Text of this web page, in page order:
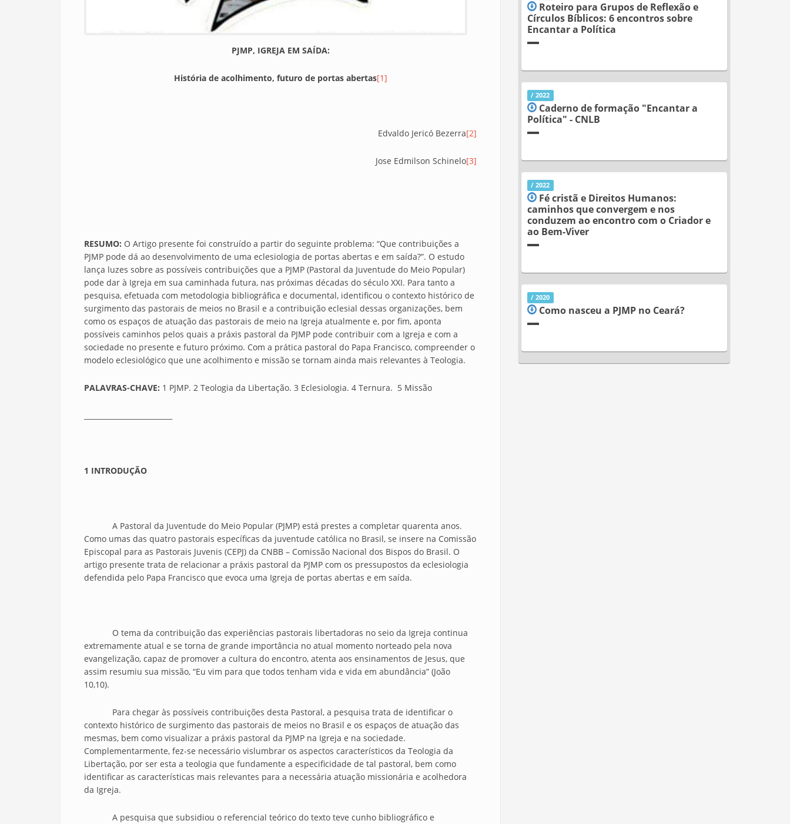
PJMP, IGREJA EM SAÍDA:
História de acolhimento, futuro de portas abertas[1]
Edvaldo Jericó Bezerra[2]
Jose Edmilson Schinelo[3]
RESUMO: O Artigo presente foi construído a partir do seguinte problema: “Que contribuições a
PJMP pode dá ao desenvolvimento de uma eclesiologia de portas abertas e em saída?”. O estudo
lança luzes sobre as possíveis contribuições que a PJMP (Pastoral da Juventude do Meio Popular)
pode dar à Igreja em sua caminhada futura, nas próximas décadas do século XXI. Para tanto a
pesquisa, efetuada com metodologia bibliográfica e documental, identificou o contexto histórico de
surgimento das pastorais de meios no Brasil e a contribuição eclesial dessas organizações, bem
como os espaços de atuação das pastorais de meio na Igreja atualmente e, por fim, aponta
possíveis caminhos pelos quais a práxis pastoral da PJMP pode contribuir com a Igreja e com a
sociedade no presente e futuro próximo. Com a prática pastoral do Papa Francisco, compreender o
modelo eclesiológico que une acolhimento e missão se tornam ainda mais relevantes à Teologia.
PALAVRAS-CHAVE: 1 PJMP. 2 Teologia da Libertação. 3 Eclesiologia. 4 Ternura. 5 Missão
1 INTRODUÇÃO
A Pastoral da Juventude do Meio Popular (PJMP) está prestes a completar quarenta anos.
Como umas das quatro pastorais específicas da juventude católica no Brasil, se insere na Comissão
Episcopal para as Pastorais Juvenis (CEPJ) da CNBB – Comissão Nacional dos Bispos do Brasil. O
artigo presente trata de relacionar a práxis pastoral da PJMP com os pressupostos da eclesiologia
defendida pelo Papa Francisco que evoca uma Igreja de portas abertas e em saída.
O tema da contribuição das experiências pastorais libertadoras no seio da Igreja continua
extremamente atual e se torna de grande importância no atual momento norteado pela nova
evangelização, capaz de promover a cultura do encontro, atenta aos ensinamentos de Jesus, que
assim resumiu sua missão, “Eu vim para que todos tenham vida e vida em abundância” (João
10,10).
Para chegar às possíveis contribuições desta Pastoral, a pesquisa trata de identificar o
contexto histórico de surgimento das pastorais de meios no Brasil e os espaços de atuação das
mesmas, bem como visualizar a práxis pastoral da PJMP na Igreja e na sociedade.
Complementarmente, fez-se necessário vislumbrar os aspectos característicos da Teologia da
Libertação, por ser esta a teologia que fundamente a especificidade de tal pastoral, bem como
identificar as características mais relevantes para a necessária atuação missionária e acolhedora
da Igreja.
A pesquisa que subsidiou o referencial teórico do texto teve cunho bibliográfico e
Roteiro para Grupos de Reflexão e
Círculos Bíblicos: 6 encontros sobre
Encantar a Política
/ 2022
Caderno de formação "Encantar a
Política" - CNLB
/ 2022
Fé cristã e Direitos Humanos:
caminhos que convergem e nos
conduzem ao encontro com o Criador e
ao Bem-Viver
/ 2020
Como nasceu a PJMP no Ceará?